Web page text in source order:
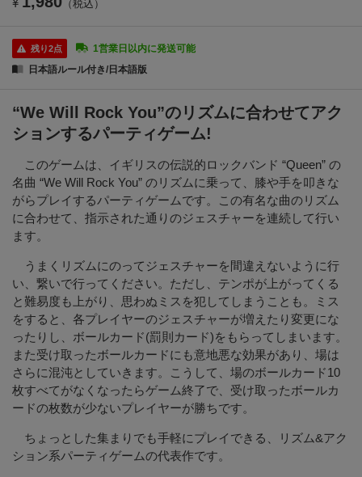
¥ （税込）
残り2点
1営業日以内に発送可能
日本語ルール付き/日本語版
“We Will Rock You”のリズムに合わせてアク
ションするパーティゲーム!
このゲームは、イギリスの伝説的ロックバンド “Queen” の
名曲 “We Will Rock You” のリズムに乗って、膝や手を叩きな
がらプレイするパーティゲームです。この有名な曲のリズム
に合わせて、指示された通りのジェスチャーを連続して行い
ます。
うまくリズムにのってジェスチャーを間違えないように行
い、繋いで行ってください。ただし、テンポが上がってくる
と難易度も上がり、思わぬミスを犯してしまうことも。ミス
をすると、各プレイヤーのジェスチャーが増えたり変更にな
ったりし、ボールカード(罰則カード)をもらってしまいます。
また受け取ったボールカードにも意地悪な効果があり、場は
さらに混沌としていきます。こうして、場のボールカード10
枚すべてがなくなったらゲーム終了で、受け取ったボールカ
ードの枚数が少ないプレイヤーが勝ちです。
ちょっとした集まりでも手軽にプレイできる、リズム&アク
ション系パーティゲームの代表作です。